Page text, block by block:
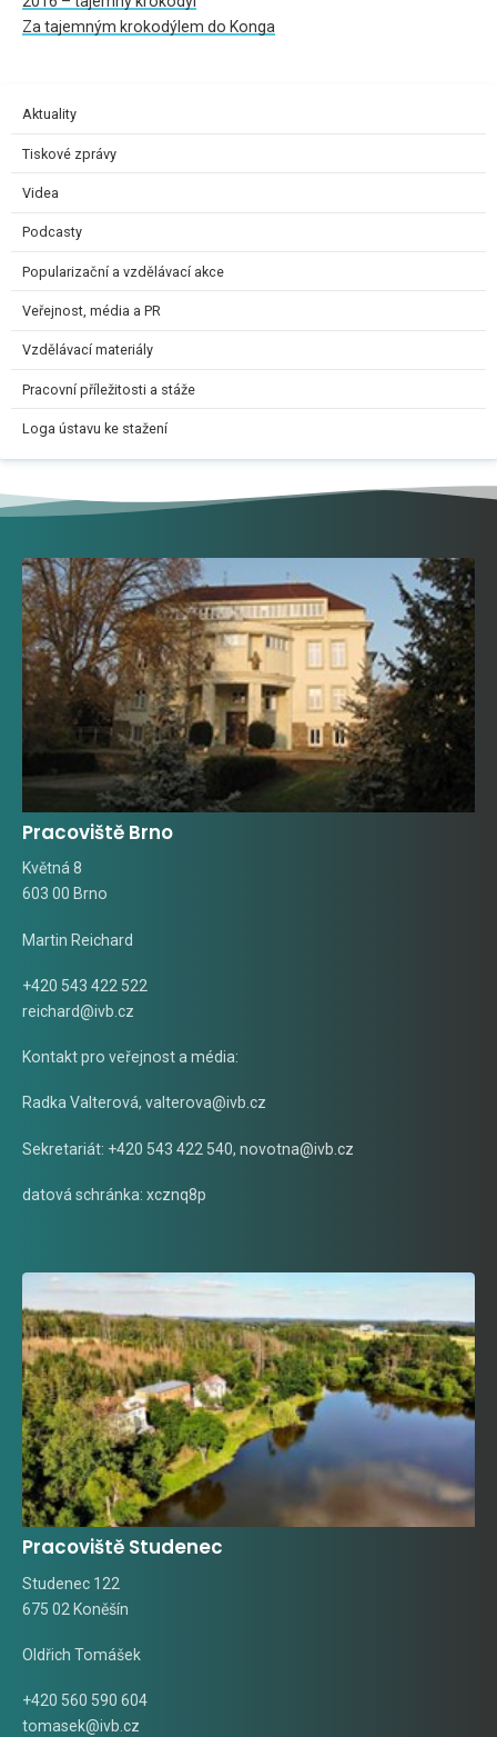
Za tajemným krokodýlem do Konga
Aktuality
Tiskové zprávy
Videa
Podcasty
Popularizační a vzdělávací akce
Veřejnost, média a PR
Vzdělávací materiály
Pracovní příležitosti a stáže
Loga ústavu ke stažení
Pracoviště Brno
Květná 8
603 00 Brno
Martin Reichard
+420 543 422 522
reichard@ivb.cz
Kontakt pro veřejnost a média:
Radka Valterová, valterova@ivb.cz
Sekretariát: +420 543 422 540, novotna@ivb.cz
datová schránka: xcznq8p
Pracoviště Studenec
Studenec 122
675 02 Koněšín
Oldřich Tomášek
+420 560 590 604
tomasek@ivb.cz